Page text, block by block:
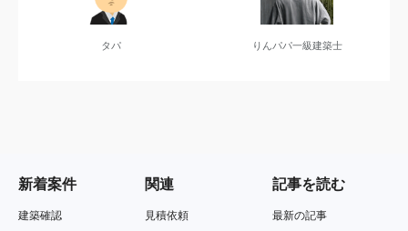
タパ りんパパ一級建築士
新着案件
建築確認
関連
見積依頼
記事を読む
最新の記事